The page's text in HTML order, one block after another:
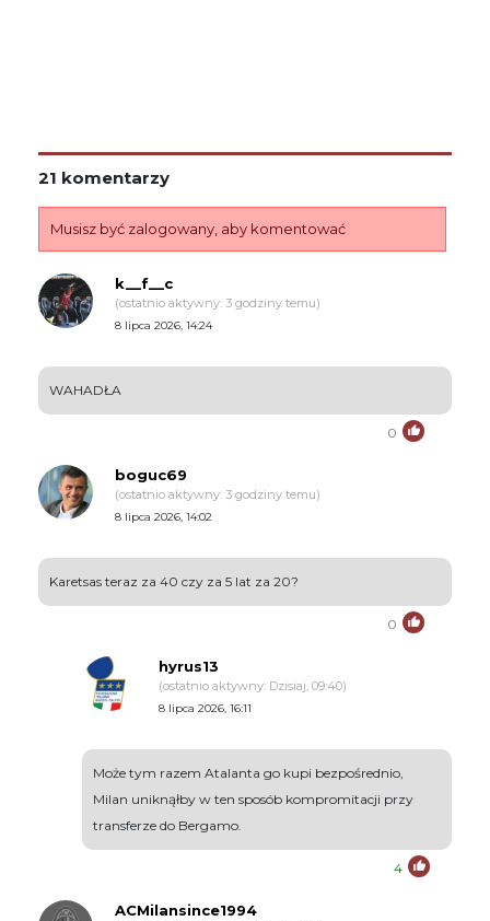
21 komentarzy
Musisz być zalogowany, aby komentować
k__f__c
(ostatnio aktywny: 3 godziny temu)
8 lipca 2026, 14:24
WAHADŁA
0
boguc69
(ostatnio aktywny: 3 godziny temu)
8 lipca 2026, 14:02
Karetsas teraz za 40 czy za 5 lat za 20?
0
hyrus13
(ostatnio aktywny: Dzisiaj, 09:40)
8 lipca 2026, 16:11
Może tym razem Atalanta go kupi bezpośrednio,
Milan uniknąłby w ten sposób kompromitacji przy
transferze do Bergamo.
4
ACMilansince1994